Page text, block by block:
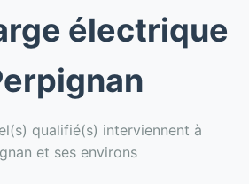
électrique
qualifié(s) interviennent à
et ses environs